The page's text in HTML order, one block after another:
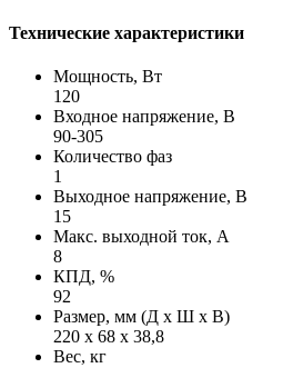
Технические характеристики
Мощность, Вт
120
Входное напряжение, В
90-305
Количество фаз
1
Выходное напряжение, В
15
Макс. выходной ток, А
8
КПД, %
92
Размер, мм (Д х Ш х В)
220 х 68 х 38,8
Вес, кг